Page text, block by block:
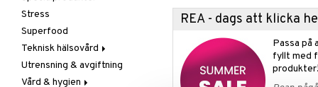
REA - dags att klicka
Passa på
fyllt med
produkter!
Förvaring
Frukt, frö & nötter
Groddning
Kokos
Kryddor & buljong
Syrareglerande
Tarm
Utrensning
Krom
Magnesium
Multimineraler
Övriga
Selen
Stress
Superfood
Teknisk hälsovård
Ljusterapi
Luftfuktare
Utrensning & avgiftning
Vård & hygien